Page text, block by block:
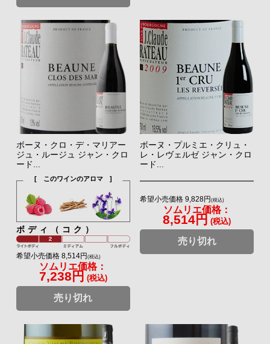
ボーヌ・クロ・デ・マリアー
ジュ・ルージュ ジャン・クロ
ード...
[ このワインのアロマ ]
ボディ（コク）
希望小売価格 8,514円 (税込)
ソムリエ価格：
7,238円 (税込)
売り切れ
ボーヌ・プルミエ・クリュ・
レ・レヴェルゼ ジャン・クロ
ード...
希望小売価格 9,828円(税込)
ソムリエ価格：
8,514円 (税込)
売り切れ